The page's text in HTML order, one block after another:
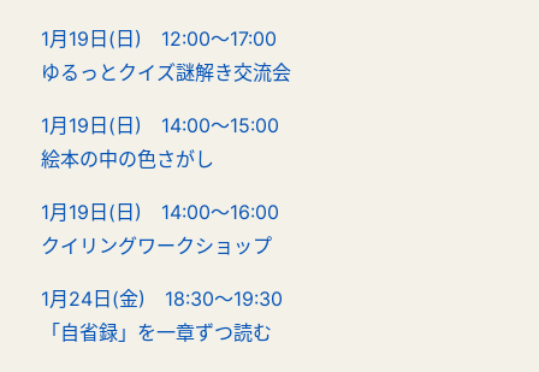
1月19日(日) 12:00～17:00
ゆるっとクイズ謎解き交流会
1月19日(日) 14:00～15:00
絵本の中の色さがし
1月19日(日) 14:00～16:00
クイリングワークショップ
1月24日(金) 18:30～19:30
「自省録」を一章ずつ読む